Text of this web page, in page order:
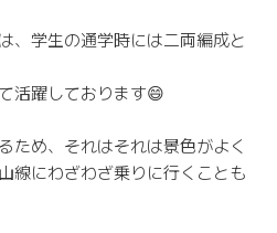
、学生の通学時には二両編成と
活躍しております😄
ため、それはそれは景色がよく
線にわざわざ乗りに行くことも